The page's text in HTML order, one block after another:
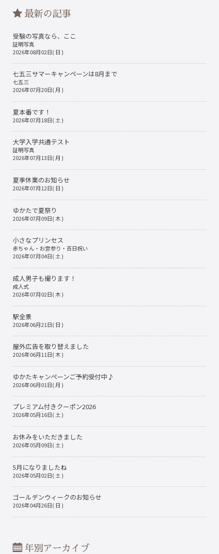
最新の記事
受験の写真なら、ここ
証明写真
2026年08月02日( 日 )
七五三サマーキャンペーンは8月まで
七五三
2026年07月20日( 月 )
夏本番です！
2026年07月18日( 土 )
大学入学共通テスト
証明写真
2026年07月13日( 月 )
夏季休業のお知らせ
2026年07月12日( 日 )
ゆかたで夏祭り
2026年07月09日( 木 )
小さなプリンセス
赤ちゃん・お宮参り・百日祝い
2026年07月04日( 土 )
成人男子も撮ります！
成人式
2026年07月02日( 木 )
駅全景
2026年06月21日( 日 )
屋外広告を取り替えました
2026年06月11日( 木 )
ゆかたキャンペーンご予約受付中♪
2026年06月01日( 月 )
プレミアム付きクーポン2026
2026年05月16日( 土 )
お休みをいただきました
2026年05月09日( 土 )
5月になりましたね
2026年05月02日( 土 )
ゴールデンウィークのお知らせ
2026年04月26日( 日 )
年別アーカイブ